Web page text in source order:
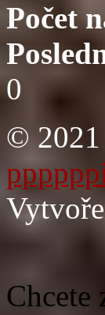
Počet
0
© 2021
Chcete